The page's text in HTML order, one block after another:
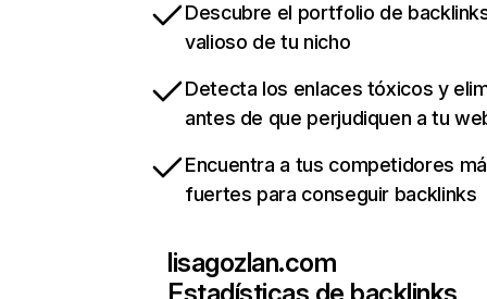
Descubre el portfolio de
valioso de tu nicho
Detecta los enlaces tóxicos y
antes de que perjudiquen a tu
Encuentra a tus competidores
fuertes para conseguir backlinks
lisagozlan.com